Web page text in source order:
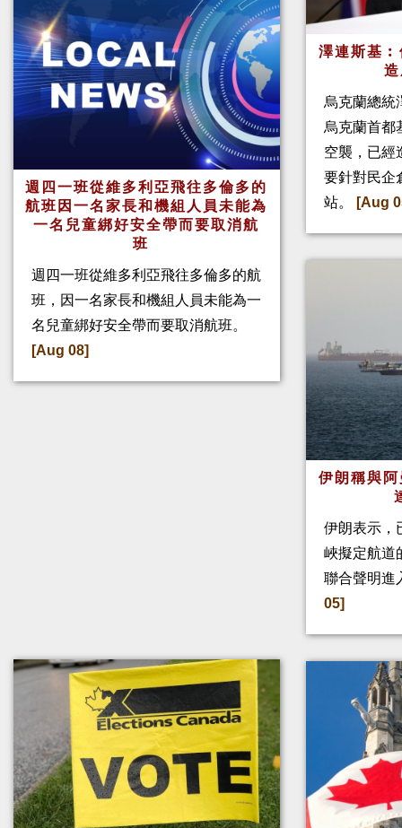
週四一班從維多利亞飛往多倫多的
航班因一名家長和機組人員未能為
一名兒童綁好安全帶而要取消航
班
週四一班從維多利亞飛往多倫多的航
班，因一名家長和機組人員未能為一
名兒童綁好安全帶而要取消航班。
[Aug 08]
澤連斯基
烏克蘭總統
烏克蘭首都
空襲，已經
要針對民企
站。
[Aug
伊朗稱與
伊朗表示，
峽擬定航道
聯合聲明進
05]